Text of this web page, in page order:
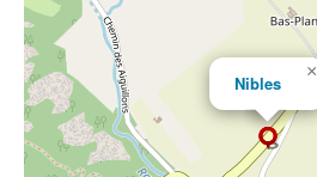
Nibles
×